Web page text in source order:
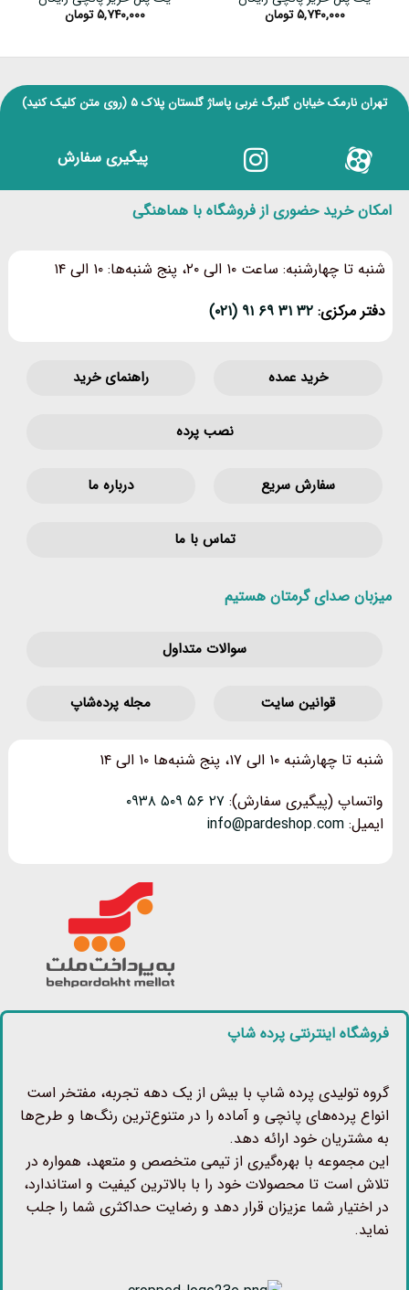
۵,۷۴۰,۰۰۰ تومان
۵,۷۴۰,۰۰۰ تومان
تهران نارمک خیابان گلبرگ غربی پاساژ گلستان پلاک ۵ (روی متن کلیک کنید)
پیگیری سفارش
امکان خرید حضوری از فروشگاه با هماهنگی
شنبه تا چهارشنبه: ساعت ۱۰ الی ۲۰، پنج شنبه‌ها: ۱۰ الی ۱۴
دفتر مرکزی: ۳۲ ۳۱ ۶۹ ۹۱ (۰۲۱)
خرید عمده راهنمای خرید
نصب پرده
سفارش سریع درباره ما
تماس با ما
میزبان صدای گرمتان هستیم
سوالات متداول
قوانین‌ سایت مجله پرده‌شاپ
شنبه تا چهارشنبه ۱۰ الی ۱۷، پنج شنبه‌ها ۱۰ الی ۱۴
واتساپ (پیگیری سفارش): ۲۷ ۵۶ ۵۰۹ ۰۹۳۸
ایمیل: info@pardeshop.com
فروشگاه اینترنتی پرده شاپ
گروه تولیدی پرده شاپ با بیش از یک دهه تجربه، مفتخر است
انواع پرده‌های پانچی و آماده را در متنوع‌ترین رنگ‌ها و طرح‌ها
به مشتریان خود ارائه دهد.
این مجموعه با بهره‌گیری از تیمی متخصص و متعهد، همواره در
تلاش است تا محصولات خود را با بالاترین کیفیت و استاندارد،
در اختیار شما عزیزان قرار دهد و رضایت حداکثری شما را جلب
نماید.